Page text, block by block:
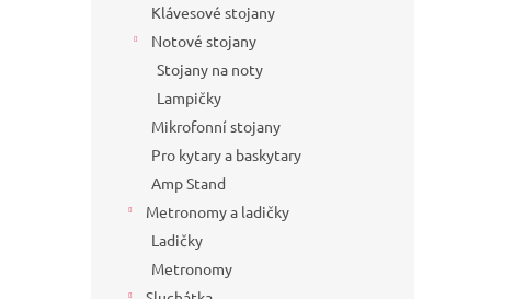
Klávesové stojany
Notové stojany
Stojany na noty
Lampičky
Mikrofonní stojany
Pro kytary a baskytary
Amp Stand
Metronomy a ladičky
Ladičky
Metronomy